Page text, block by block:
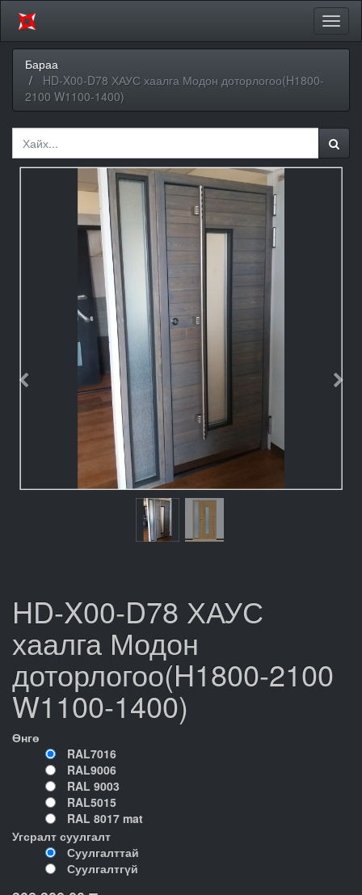
Бараа
HD-X00-D78 ХАУС хаалга Модон доторлогоо(H1800-
2100 W1100-1400)
Өмнөх
HD-X00-D78 ХАУС
хаалга Модон
доторлогоо(H1800-2100
W1100-1400)
Өнгө
RAL7016
RAL9006
RAL 9003
RAL5015
RAL 8017 mat
Угсралт суулгалт
Суулгалттай
Суулгалтгүй